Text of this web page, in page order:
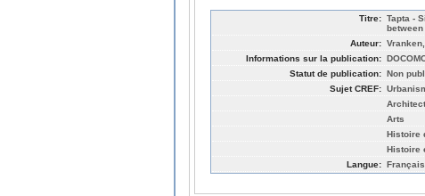
Titre: Tapta -
Auteur:
Informations sur la publication:
Statut de publication: Non
Sujet CREF:
Arts
Histoire
Histoire
Langue: Français